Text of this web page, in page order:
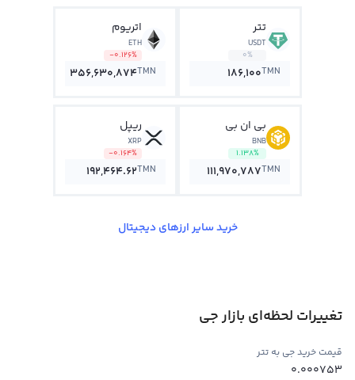
تتر
USDT
0%
186,100TMN
اتریوم
ETH
-0.126%
356,630,874TMN
بی ان بی
BNB
1.138%
111,970,787TMN
ریپل
XRP
-0.164%
192,464.62TMN
خرید سایر ارزهای دیجیتال
تغییرات لحظه‌ای بازار جی
قیمت خرید جی به تتر
0.000753